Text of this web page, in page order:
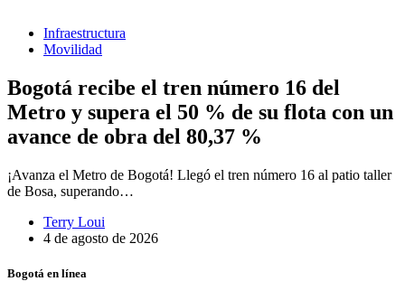
Infraestructura
Movilidad
Bogotá recibe el tren número 16 del
Metro y supera el 50 % de su flota con un
avance de obra del 80,37 %
¡Avanza el Metro de Bogotá! Llegó el tren número 16 al patio taller
de Bosa, superando…
Terry Loui
4 de agosto de 2026
Bogotá en línea